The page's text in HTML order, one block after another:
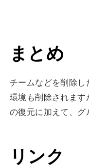
まとめ
チームなどを削除
環境も削除されま
の復元に加えて、グ
リンク